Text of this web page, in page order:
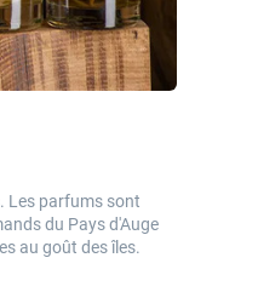
Les parfums sont
du Pays d'Auge
au goût des îles.